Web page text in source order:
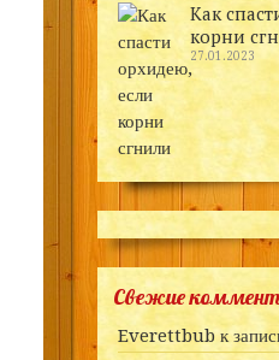
Как
корни
27.01.2023
Свежие
Everettbubк